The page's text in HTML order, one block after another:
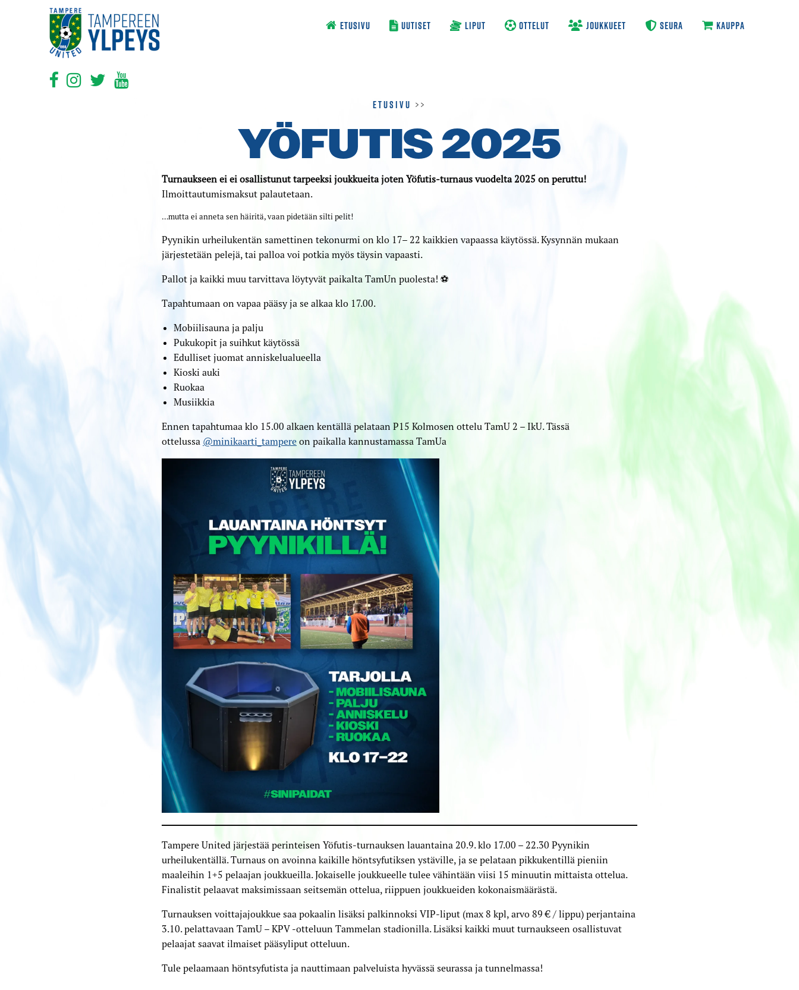
ETUSIVU UUTISET LIPUT OTTELUT JOUKKUEET SEURA KAUPPA
Etusivu >>
YÖFUTIS 2025
Turnaukseen ei ei osallistunut tarpeeksi joukkueita joten Yöfutis-turnaus vuodelta 2025 on peruttu!
Ilmoittautumismaksut palautetaan.
…mutta ei anneta sen häiritä, vaan pidetään silti pelit!
Pyynikin urheilukentän samettinen tekonurmi on klo 17– 22 kaikkien vapaassa käytössä. Kysynnän mukaan
järjestetään pelejä, tai palloa voi potkia myös täysin vapaasti.
Pallot ja kaikki muu tarvittava löytyvät paikalta TamUn puolesta! ⚽️
Tapahtumaan on vapaa pääsy ja se alkaa klo 17.00.
Mobiilisauna ja palju
Pukukopit ja suihkut käytössä
Edulliset juomat anniskelualueella
Kioski auki
⁠⁠⁠Ruokaa
Musiikkia
Ennen tapahtumaa klo 15.00 alkaen kentällä pelataan P15 Kolmosen ottelu TamU 2 – IkU. Tässä
ottelussa @minikaarti_tampere on paikalla kannustamassa TamUa
Tampere United järjestää perinteisen Yöfutis-turnauksen lauantaina 20.9. klo 17.00 – 22.30 Pyynikin
urheilukentällä. Turnaus on avoinna kaikille höntsyfutiksen ystäville, ja se pelataan pikkukentillä pieniin
maaleihin 1+5 pelaajan joukkueilla. Jokaiselle joukkueelle tulee vähintään viisi 15 minuutin mittaista ottelua.
Finalistit pelaavat maksimissaan seitsemän ottelua, riippuen joukkueiden kokonaismäärästä.
Turnauksen voittajajoukkue saa pokaalin lisäksi palkinnoksi VIP-liput (max 8 kpl, arvo 89 € / lippu) perjantaina
3.10. pelattavaan TamU – KPV -otteluun Tammelan stadionilla. Lisäksi kaikki muut turnaukseen osallistuvat
pelaajat saavat ilmaiset pääsyliput otteluun.
Tule pelaamaan höntsyfutista ja nauttimaan palveluista hyvässä seurassa ja tunnelmassa!